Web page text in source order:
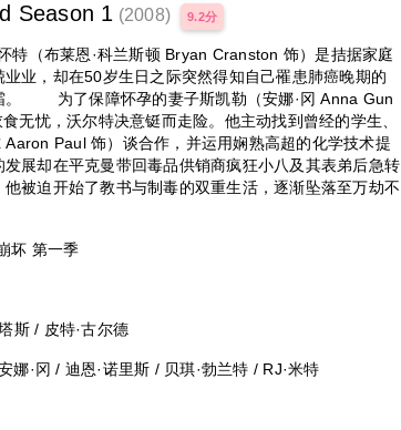
Season 1 (2008) 9.2分
（布莱恩·科兰斯顿 Bryan Cranston 饰）是拮据家庭
业，却在50岁生日之际突然得知自己罹患肺癌晚期的
。 为了保障怀孕的妻子斯凯勒（安娜·冈 Anna Gun
无忧，沃尔特决意铤而走险。他主动找到曾经的学生、
Paul 饰）谈合作，并运用娴熟高超的化学技术提
展却在平克曼带回毒品供销商疯狂小八及其表弟后急转
被迫开始了教书与制毒的双重生活，逐渐坠落至万劫不
坏 第一季
斯 / 皮特·古尔德
娜·冈 / 迪恩·诺里斯 / 贝琪·勃兰特 / RJ·米特